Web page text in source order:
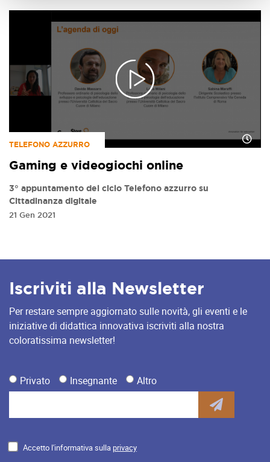
TELEFONO AZZURRO
Gaming e videogiochi online
3° appuntamento del ciclo Telefono azzurro su
Cittadinanza digitale
21 Gen 2021
Iscriviti alla Newsletter
Per restare sempre aggiornato sulle novità, gli eventi e le
iniziative di didattica innovativa iscriviti alla nostra
coloratissima newsletter!
Privato Insegnante Altro
Accetto l'informativa sulla privacy